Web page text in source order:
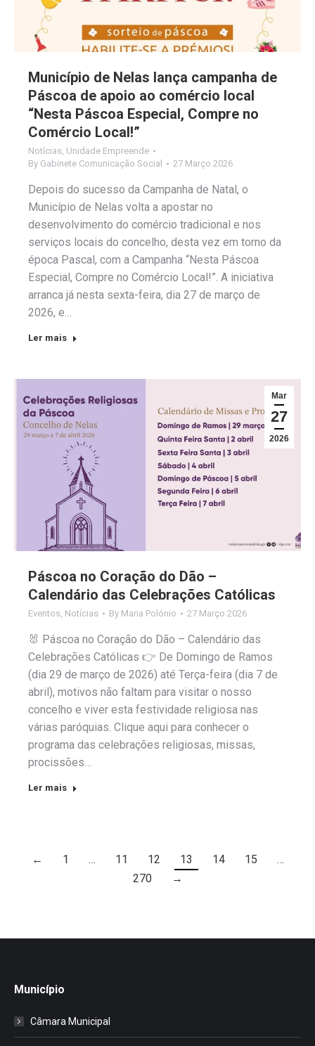
Município de Nelas lança campanha de
Páscoa de apoio ao comércio local
“Nesta Páscoa Especial, Compre no
Comércio Local!”
Notícias, Unidade Empreende
By Gabinete Comunicação Social 27 Março 2026
Depois do sucesso da Campanha de Natal, o
Município de Nelas volta a apostar no
desenvolvimento do comércio tradicional e nos
serviços locais do concelho, desta vez em torno da
época Pascal, com a Campanha “Nesta Páscoa
Especial, Compre no Comércio Local!”. A iniciativa
arranca já nesta sexta-feira, dia 27 de março de
2026, e…
Ler mais
Mar
27
2026
Páscoa no Coração do Dão –
Calendário das Celebrações Católicas
Eventos Notícias By Maria Polónio 27 Março 2026
🐰 Páscoa no Coração do Dão – Calendário das
Celebrações Católicas 👉 De Domingo de Ramos
(dia 29 de março de 2026) até Terça-feira (dia 7 de
abril), motivos não faltam para visitar o nosso
concelho e viver esta festividade religiosa nas
várias paróquias. Clique aqui para conhecer o
programa das celebrações religiosas, missas,
procissões…
Ler mais
← 1 … 11 12 13 14 15
…
270
→
Município
Câmara Municipal